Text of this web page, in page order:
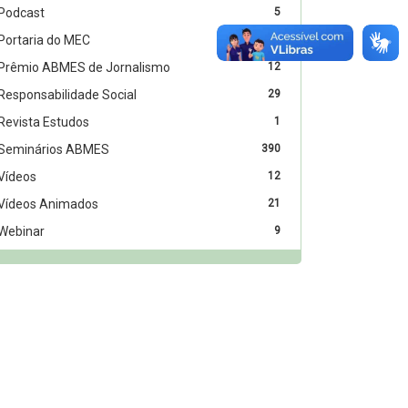
5
Podcast
1
Portaria do MEC
12
Prêmio ABMES de Jornalismo
29
Responsabilidade Social
1
Revista Estudos
390
ABMES
12
21
Animados
9